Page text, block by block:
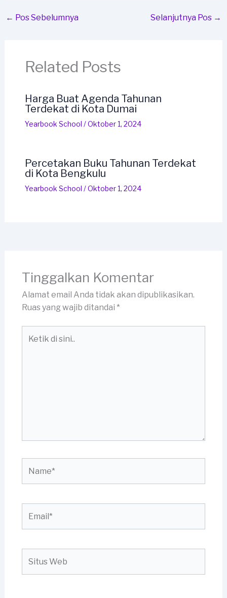
← Pos Sebelumnya Selanjutnya Pos →
Related Posts
Harga Buat Agenda Tahunan
Terdekat di Kota Dumai
Yearbook School /Oktober 1, 2024
Percetakan Buku Tahunan Terdekat
di Kota Bengkulu
Yearbook School /Oktober 1, 2024
Tinggalkan Komentar
Alamat email Anda tidak akan dipublikasikan.
Ruas yang wajib ditandai *
Web